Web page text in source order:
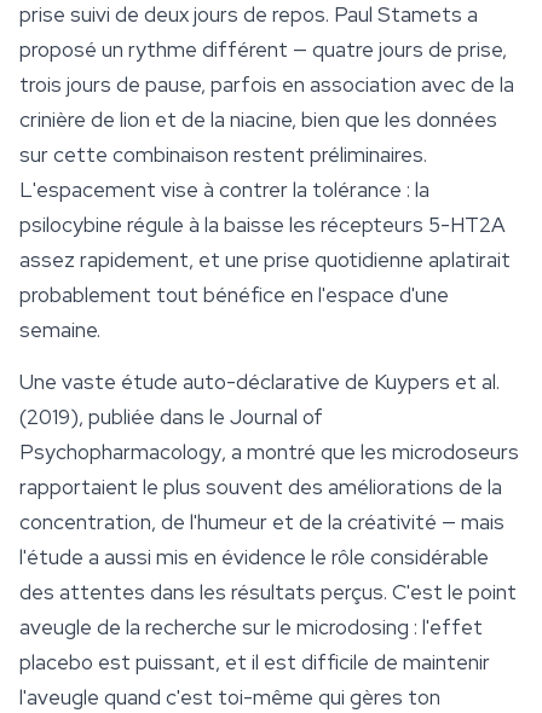
prise suivi de deux jours de repos. Paul Stamets a
proposé un rythme différent — quatre jours de prise,
trois jours de pause, parfois en association avec de la
crinière de lion et de la niacine, bien que les données
sur cette combinaison restent préliminaires.
L'espacement vise à contrer la tolérance : la
psilocybine régule à la baisse les récepteurs 5-HT2A
assez rapidement, et une prise quotidienne aplatirait
probablement tout bénéfice en l'espace d'une
semaine.
Une vaste étude auto-déclarative de Kuypers et al.
(2019), publiée dans le Journal of
Psychopharmacology, a montré que les microdoseurs
rapportaient le plus souvent des améliorations de la
concentration, de l'humeur et de la créativité — mais
l'étude a aussi mis en évidence le rôle considérable
des attentes dans les résultats perçus. C'est le point
aveugle de la recherche sur le microdosing : l'effet
placebo est puissant, et il est difficile de maintenir
l'aveugle quand c'est toi-même qui gères ton